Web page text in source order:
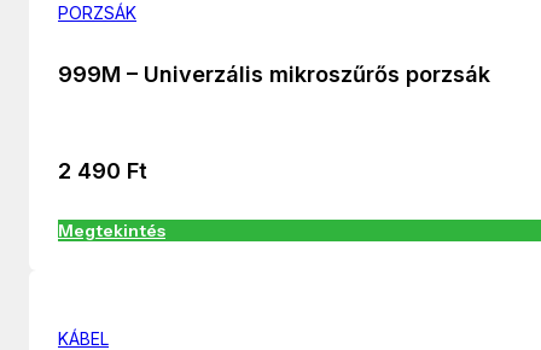
PORZSÁK
999M – Univerzális mikroszűrős porzsák
2 490 Ft
Megtekintés
KÁBEL